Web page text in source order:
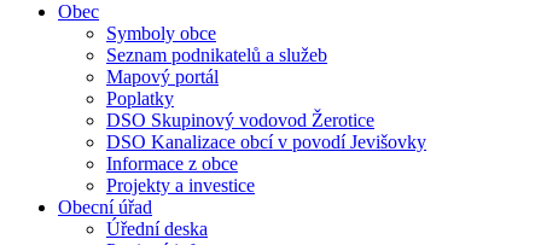
Obec
Symboly obce
Seznam podnikatelů a služeb
Mapový portál
Poplatky
DSO Skupinový vodovod Žerotice
DSO Kanalizace obcí v povodí Jevišovky
Informace z obce
Projekty a investice
Obecní úřad
Úřední deska